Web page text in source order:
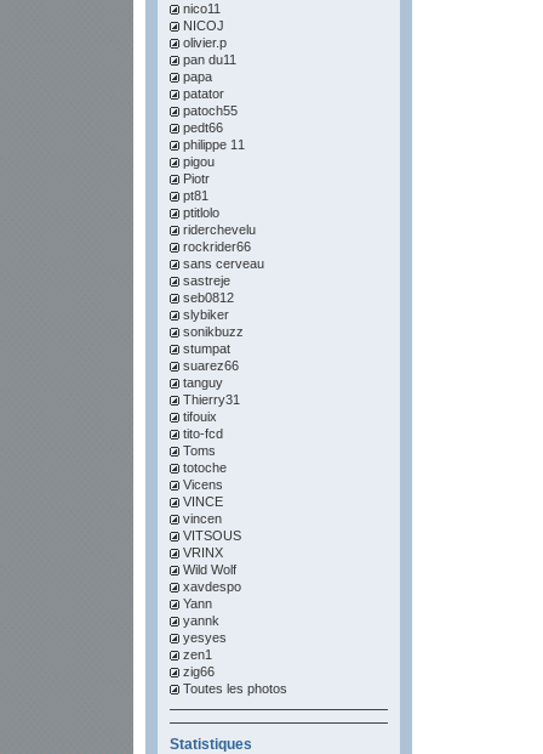
nico11
NICOJ
olivier.p
pan du11
papa
patator
patoch55
pedt66
philippe 11
pigou
Piotr
pt81
ptitlolo
riderchevelu
rockrider66
sans cerveau
sastreje
seb0812
slybiker
sonikbuzz
stumpat
suarez66
tanguy
Thierry31
tifouix
tito-fcd
Toms
totoche
Vicens
VINCE
vincen
VITSOUS
VRINX
Wild Wolf
xavdespo
Yann
yannk
yesyes
zen1
zig66
Toutes les photos
Statistiques